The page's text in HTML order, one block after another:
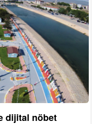
dijital nöbet